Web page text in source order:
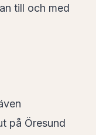
till och med
på Öresund